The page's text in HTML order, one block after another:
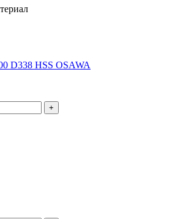
D338 HSS OSAWA
+